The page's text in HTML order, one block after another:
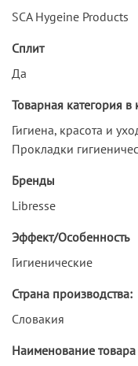
SCA Hygeine Products
Сплит
Да
Товарная категория в
Гигиена, красота и
Прокладки
Бренды
Libresse
Эффект/Особенность
Гигиенические
Страна производства:
Словакия
Наименование товара